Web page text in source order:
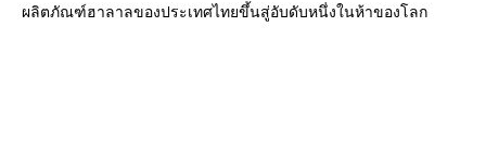
ผลิตภัณฑ์ฮาลาลของประเทศไทยขึ้นสู่อับดับหนึ่งในห้าของโลก